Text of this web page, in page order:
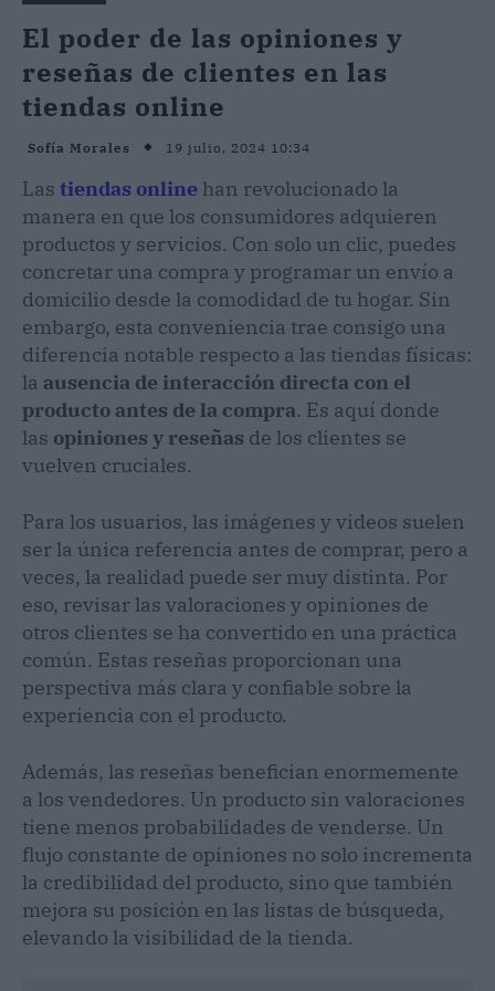
El poder de las opiniones y
reseñas de clientes en las
tiendas online
Sofía Morales 19 julio, 2024 10:34
Las tiendas online han revolucionado la
manera en que los consumidores adquieren
productos y servicios. Con solo un clic, puedes
concretar una compra y programar un envío a
domicilio desde la comodidad de tu hogar. Sin
embargo, esta conveniencia trae consigo una
diferencia notable respecto a las tiendas físicas:
la ausencia de interacción directa con el
producto antes de la compra. Es aquí donde
las opiniones y reseñas de los clientes se
vuelven cruciales.
Para los usuarios, las imágenes y videos suelen
ser la única referencia antes de comprar, pero a
veces, la realidad puede ser muy distinta. Por
eso, revisar las valoraciones y opiniones de
otros clientes se ha convertido en una práctica
común. Estas reseñas proporcionan una
perspectiva más clara y confiable sobre la
experiencia con el producto.
Además, las reseñas benefician enormemente
a los vendedores. Un producto sin valoraciones
tiene menos probabilidades de venderse. Un
flujo constante de opiniones no solo incrementa
la credibilidad del producto, sino que también
mejora su posición en las listas de búsqueda,
elevando la visibilidad de la tienda.